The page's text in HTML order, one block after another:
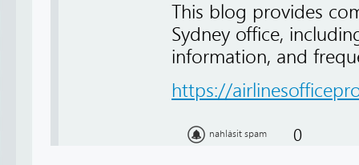
This blog provides
Sydney office,
information, and
https://
nahlásit spam 0